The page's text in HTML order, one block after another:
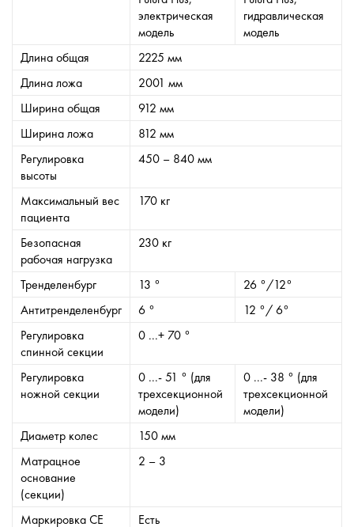
электрическая
модель
гидравлическая
модель
Длина общая
2225 мм
Длина ложа
2001 мм
Ширина общая
912 мм
Ширина ложа
812 мм
Регулировка
высоты
450 – 840 мм
Максимальный вес
пациента
170 кг
Безопасная
рабочая нагрузка
230 кг
Тренделенбург 13 °
26 °/12°
Антитренделенбург
6 °
12 °/ 6°
Регулировка
спинной секции
0 ...+ 70 °
Регулировка
ножной секции
0 ...- 51 ° (для
трехсекционной
модели)
0 ...- 38 ° (для
трехсекционной
модели)
Диаметр колес
150 мм
Матрацное
основание
(секции)
2 – 3
Маркировка СЕ Есть